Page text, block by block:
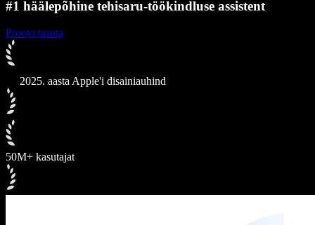
#1 häälepõhine tehisaru-töökindluse assistent
Proovi tasuta
2025. aasta Apple'i disainiauhind
50M+ kasutajat